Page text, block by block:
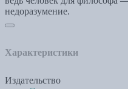
недоразумение.
Характеристики
Издательство